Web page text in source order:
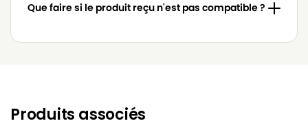
MOULINEX
MOULINEX COMPACTEO MT0005 01
MOULINEX
MOULINEX COMPACTEO MT000501 01
MOULINEX
MOULINEX MO 1527
Que faire si le produit reçu n'est pas compatible ?
Produits associés